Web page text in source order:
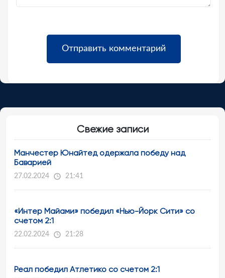
Свежие записи
Манчестер Юнайтед одержала победу над
Баварией
27.02.2024 21:41
«Интер Майами» победил «Нью-Йорк Сити» со
счетом 2:1
22.02.2024 21:28
Реал победил Атлетико со счетом 2:1